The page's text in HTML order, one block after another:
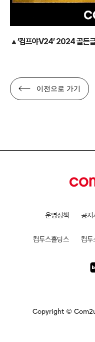
▲’컴프야V24’ 2024 골든
이전으로 가기
운영정책 공지
컴투스홀딩스 컴투
Copyright ©